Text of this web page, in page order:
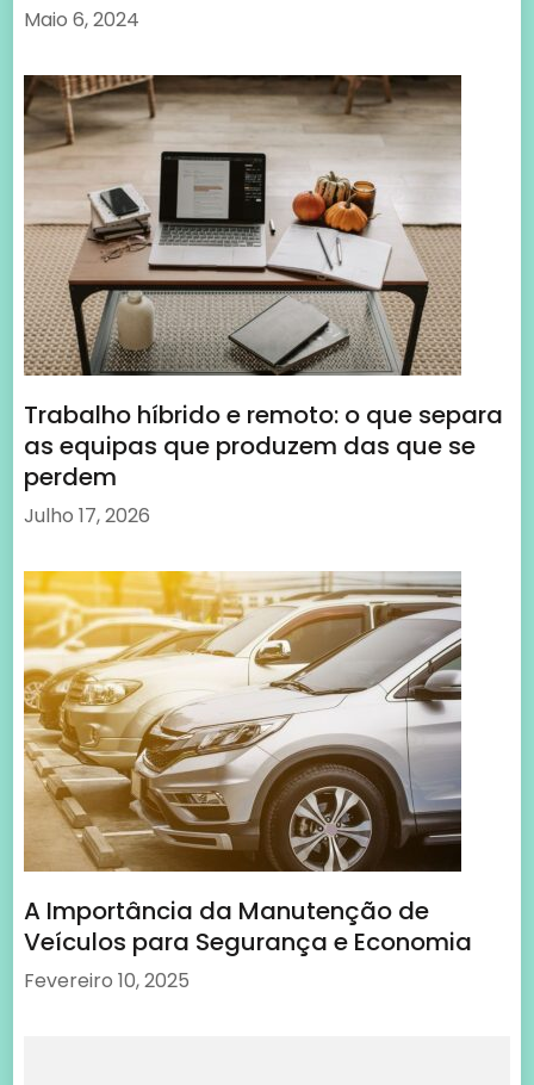
Maio 6, 2024
Trabalho híbrido e remoto: o que separa
as equipas que produzem das que se
perdem
Julho 17, 2026
A Importância da Manutenção de
Veículos para Segurança e Economia
Fevereiro 10, 2025